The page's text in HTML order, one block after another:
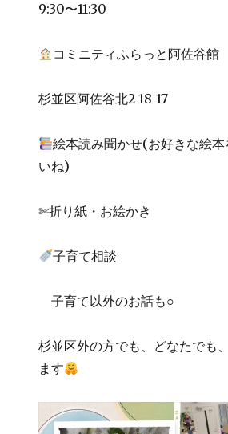
9:30〜11:30
コミニティふらっと阿佐谷館
杉並区阿佐谷北2-18-17
絵本読み聞かせ(お好きな絵本
いね)
✄折り紙・お絵かき
子育て相談
子育て以外のお話も○
杉並区外の方でも、どなたでも
ます